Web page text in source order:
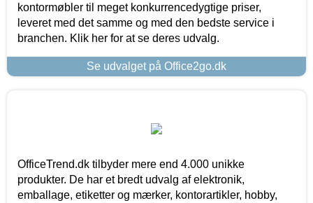
kontormøbler til meget konkurrencedygtige priser,
leveret med det samme og med den bedste service i
branchen. Klik her for at se deres udvalg.
Se udvalget på Office2go.dk
OfficeTrend.dk tilbyder mere end 4.000 unikke
produkter. De har et bredt udvalg af elektronik,
emballage, etiketter og mærker, kontorartikler, hobby,